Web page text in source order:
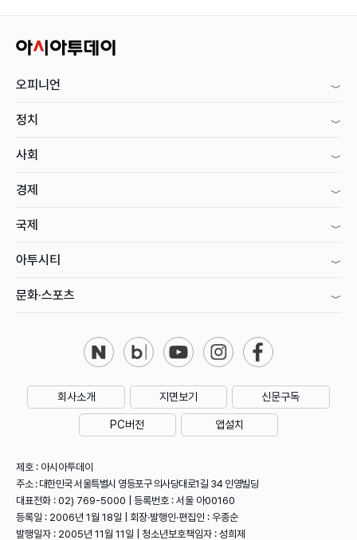
오피니언
정치
사회
경제
국제
아투시티
문화·스포츠
회사소개 지면보기 신문구독
PC버전 앱설치
제호 : 아시아투데이
주소 : 대한민국 서울특별시 영등포구 의사당대로1길 34 인영빌딩
대표전화 : 02) 769-5000 | 등록번호 : 서울 아00160
등록일 : 2006년 1월 18일 | 회장·발행인·편집인 : 우종순
발행일자 : 2005년 11월 11일 | 청소년보호책임자 : 성희제